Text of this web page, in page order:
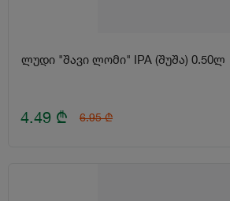
ლუდი "შავი ლომი" IPA (შუშა) 0.50ლ
4.49 ₾ 6.95 ₾